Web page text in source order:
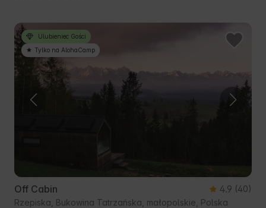
Ulubieniec Gości
Tylko na AlohaCamp
Off Cabin 4.9 (40)
Rzepiska, Bukowina Tatrzańska, małopolskie, Polska